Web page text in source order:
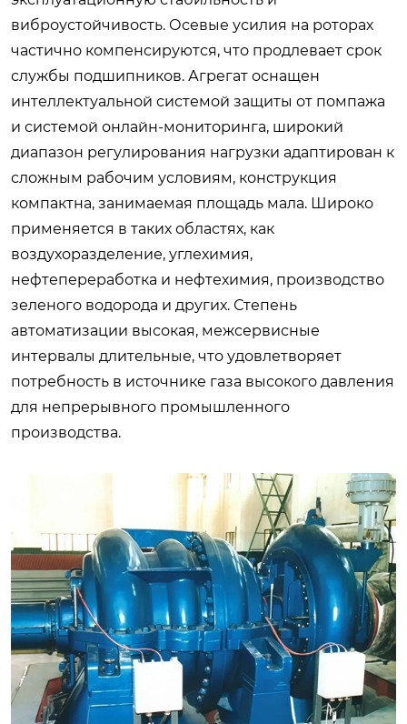
виброустойчивость. Осевые усилия на роторах
частично компенсируются, что продлевает срок
службы подшипников. Агрегат оснащен
интеллектуальной системой защиты от помпажа
и системой онлайн-мониторинга, широкий
диапазон регулирования нагрузки адаптирован к
сложным рабочим условиям, конструкция
компактна, занимаемая площадь мала. Широко
применяется в таких областях, как
воздухоразделение, углехимия,
нефтепереработка и нефтехимия, производство
зеленого водорода и других. Степень
автоматизации высокая, межсервисные
интервалы длительные, что удовлетворяет
потребность в источнике газа высокого давления
для непрерывного промышленного
производства.